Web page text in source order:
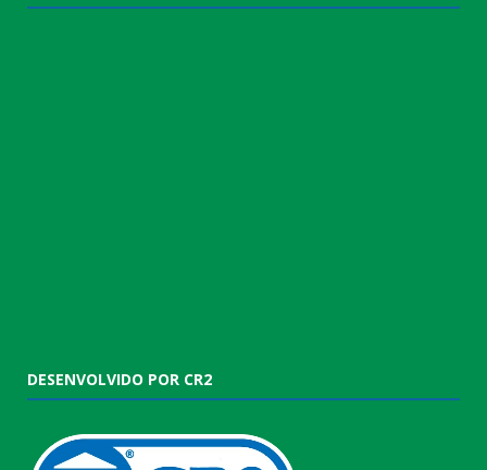
DESENVOLVIDO POR CR2